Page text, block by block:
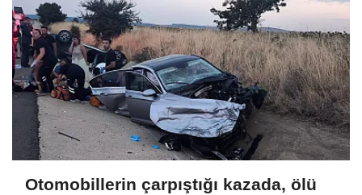
Otomobillerin çarpıştığı kazada, ölü